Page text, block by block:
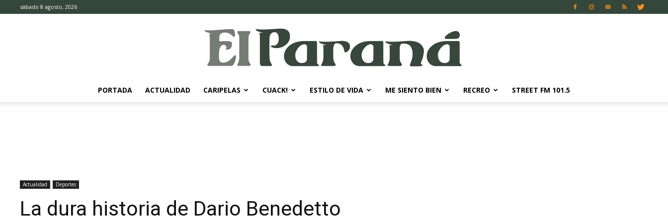
sábado 8 agosto, 2026
PORTADA ACTUALIDAD CARIPELAS CUACK! ESTILO DE VIDA ME SIENTO BIEN RECREO STREET FM 101.5
Actualidad Deportes
La dura historia de Dario Benedetto